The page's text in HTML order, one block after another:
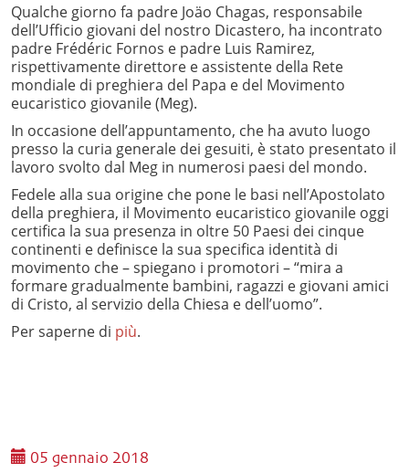
Qualche giorno fa padre Joäo Chagas, responsabile
dell’Ufficio giovani del nostro Dicastero, ha incontrato
padre Frédéric Fornos e padre Luis Ramirez,
rispettivamente direttore e assistente della Rete
mondiale di preghiera del Papa e del Movimento
eucaristico giovanile (Meg).
In occasione dell’appuntamento, che ha avuto luogo
presso la curia generale dei gesuiti, è stato presentato il
lavoro svolto dal Meg in numerosi paesi del mondo.
Fedele alla sua origine che pone le basi nell’Apostolato
della preghiera, il Movimento eucaristico giovanile oggi
certifica la sua presenza in oltre 50 Paesi dei cinque
continenti e definisce la sua specifica identità di
movimento che – spiegano i promotori – “mira a
formare gradualmente bambini, ragazzi e giovani amici
di Cristo, al servizio della Chiesa e dell’uomo”.
Per saperne di più.
05 gennaio 2018